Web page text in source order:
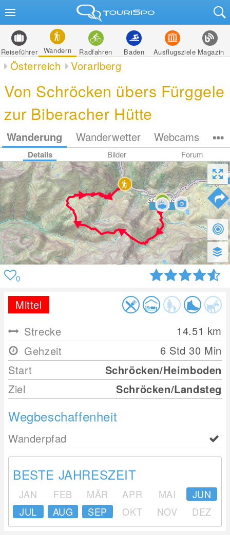
Reiseführer Wandern Radfahren Baden Ausflugsziele Magazin
Österreich Vorarlberg
Von Schröcken übers Fürggele
zur Biberacher Hütte
Wanderung Wanderwetter Webcams
Details Bilder Forum
0
Mittel
Strecke
14.51 km
Gehzeit
6 Std 30 Min
Start
Schröcken/Heimboden
Ziel
Schröcken/Landsteg
Wegbeschaffenheit
Wanderpfad
BESTE JAHRESZEIT
JAN FEB MÄR APR MAI
JUN
JUL
AUG SEP OKT NOV DEZ